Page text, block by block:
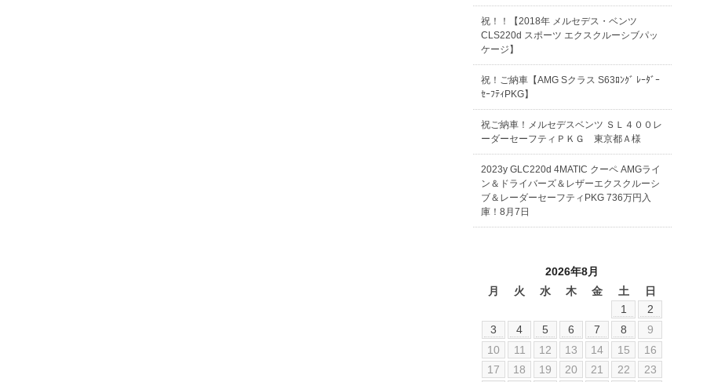
祝！！【2018年 メルセデス・ベンツ
CLS220d スポーツ エクスクルーシブパッ
ケージ】
祝！ご納車【AMG Sクラス S63ﾛﾝｸﾞ ﾚｰﾀﾞｰ
ｾｰﾌﾃｨPKG】
祝ご納車！メルセデスベンツ ＳＬ４００レ
ーダーセーフティＰＫＧ 東京都Ａ様
2023y GLC220d 4MATIC クーペ AMGライ
ン＆ドライバーズ＆レザーエクスクルーシ
ブ＆レーダーセーフティPKG 736万円入
庫！8月7日
2026年8月
月
火 水 木 金 土
日
1
2
3
4 5 6 7 8
9
10
11 12 13 14 15
16
17
18 19 20 21 22
23